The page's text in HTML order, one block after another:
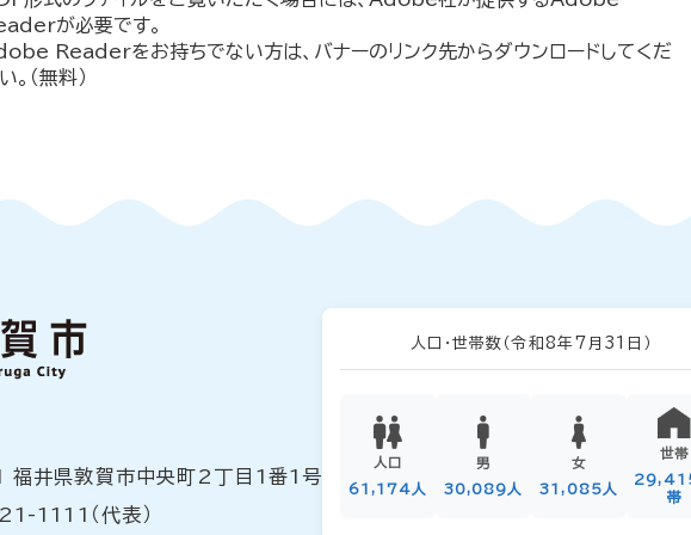
が必要です。
Readerをお持ちでない方は、バナーのリンク先からダウンロードしてくだ
。（無料）
井県敦賀市中央町2丁目1番1号
1111（代表）
人口・世帯数 （令和8年7月31日）
人口
61,174人
男
30,089人
女
31,085人
世帯
帯